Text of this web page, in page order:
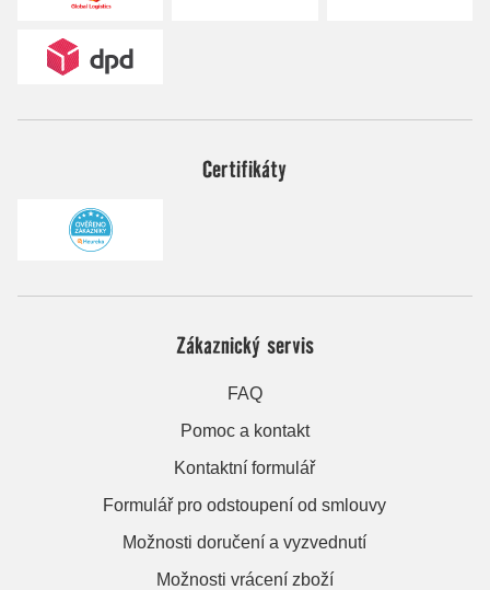
Certifikáty
Zákaznický servis
FAQ
Pomoc a kontakt
Kontaktní formulář
Formulář pro odstoupení od smlouvy
Možnosti doručení a vyzvednutí
Možnosti vrácení zboží